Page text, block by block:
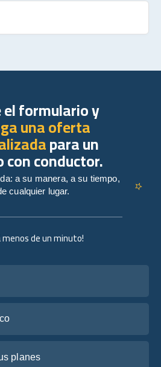
menos de un minuto!
el formulario y
una oferta
para un
con conductor.
a su manera, a su tiempo,
cualquier lugar.